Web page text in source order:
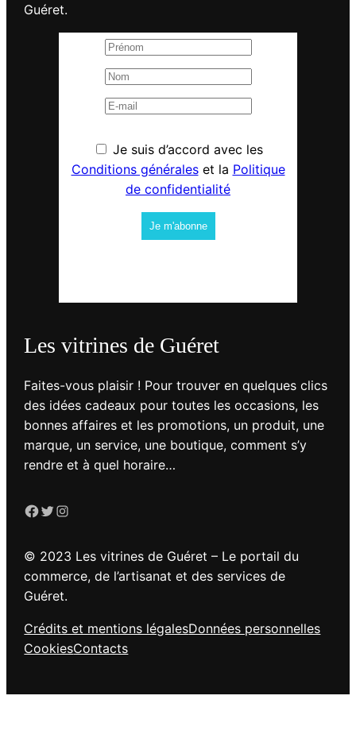
Guéret.
Je suis d’accord avec les
Conditions généraleset la Politique
de confidentialité
Je m'abonne
Les vitrines de Guéret
Faites-vous plaisir ! Pour trouver en quelques clics
des idées cadeaux pour toutes les occasions, les
bonnes affaires et les promotions, un produit, une
marque, un service, une boutique, comment s’y
rendre et à quel horaire…
Facebook Twitter Instagram
© 2023 Les vitrines de Guéret – Le portail du
commerce, de l’artisanat et des services de
Guéret.
Crédits et mentions légalesDonnées personnelles
CookiesContacts